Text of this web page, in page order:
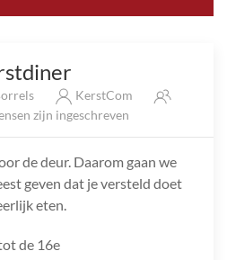
KerstCom
zijn ingeschreven
de deur. Daarom gaan we
geven dat je versteld doet
eten.
de 16e